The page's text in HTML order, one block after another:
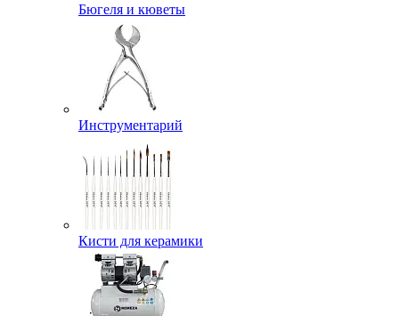
Бюгеля и кюветы
Инструментарий
Кисти для керамики